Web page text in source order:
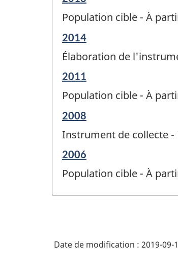
référence
de
changement
-
Population cible - À
Période
de
référence
de
changement
-
2014
Élaboration de
Période
référence
de
changement
-
2011
Population cible - À
Période
référence
de
changement
-
2008
Instrument de collecte -
Période
référence
changement
2006
Population cible - À
Date de modification : 2019-09-